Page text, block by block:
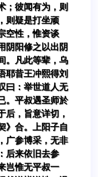
；彼闻有为，则
则疑是打坐顽
空性，惟资谈
阴阳修之以出阴
。凡此等辈，乌
耶昔王冲熙得刘
曰：举世道人无
。平叔遇圣师於
后，旨意详切，
》合。上阳子自
广参博采，无非
后来依旧去参
岂惟无平叔一